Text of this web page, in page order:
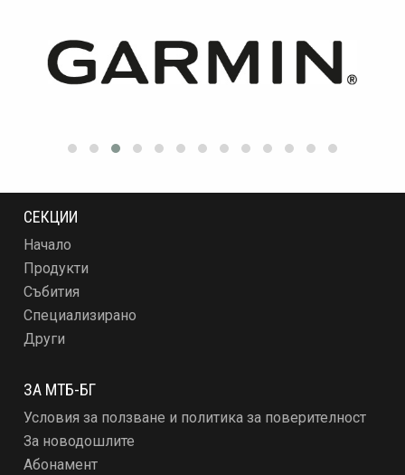
СЕКЦИИ
Начало
Продукти
Събития
Специализирано
Други
ЗА МТБ-БГ
Условия за ползване и политика за поверителност
За новодошлите
Абонамент